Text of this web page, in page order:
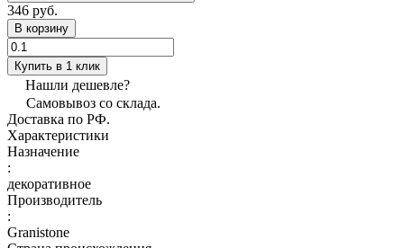
346 руб.
В корзину
Купить в 1 клик
Нашли дешевле?
Самовывоз со склада.
Доставка по РФ.
Характеристики
Назначение
:
декоративное
Производитель
:
Granistone